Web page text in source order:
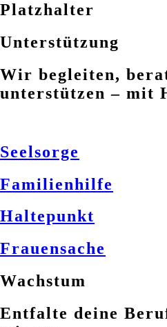
Platzhalter
Unterstützung
Wir begleiten,
unterstützen – mit
Seelsorge
Familienhilfe
Haltepunkt
Frauensache
Wachstum
Entfalte deine